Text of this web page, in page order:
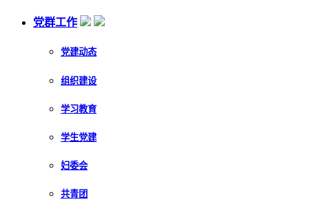
党群工作
党建动态
组织建设
学习教育
学生党建
妇委会
共青团